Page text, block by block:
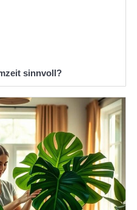
sinnvoll?